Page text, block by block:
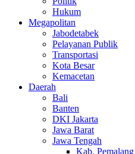
Hukum
Megapolitan
Jabodetabek
Pelayanan Publik
Transportasi
Kota Besar
Kemacetan
Daerah
Bali
Banten
DKI Jakarta
Jawa Barat
Jawa Tengah
Kab. Pemalang